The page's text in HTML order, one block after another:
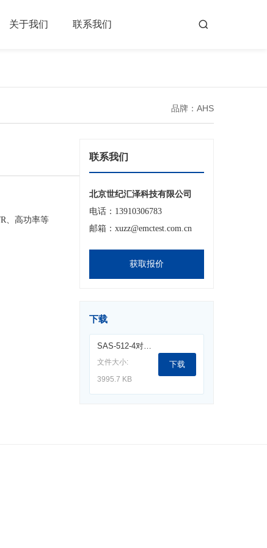
关于我们 联系我们
品牌：AHS
、高功率等
联系我们
北京世纪汇泽科技有限公司
电话：13910306783
邮箱：xuzz@emctest.com.cn
获取报价
下载
SAS-512-4对数周期天线（190M-4G).pdf
文件大小:
3995.7 KB
下载